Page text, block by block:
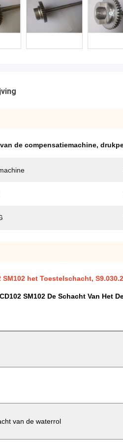
de compensatiemachine,
SM102 het Toestelschacht,
SM102 De Schacht Van Het
van de waterrol